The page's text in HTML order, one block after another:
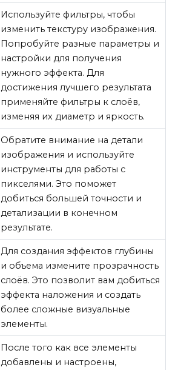
Используйте фильтры, чтобы
изменить текстуру изображения.
Попробуйте разные параметры и
настройки для получения
нужного эффекта. Для
достижения лучшего результата
применяйте фильтры к слоёв,
изменяя их диаметр и яркость.
Обратите внимание на детали
изображения и используйте
инструменты для работы с
пикселями. Это поможет
добиться большей точности и
детализации в конечном
результате.
Для создания эффектов глубины
и объема измените прозрачность
слоёв. Это позволит вам добиться
эффекта наложения и создать
более сложные визуальные
элементы.
После того как все элементы
добавлены и настроены,